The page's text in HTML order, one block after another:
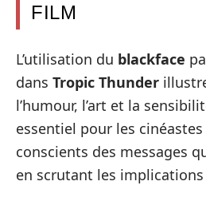
FILM
L’utilisation du blackface
dans Tropic Thunder
l’humour, l’art et la
essentiel pour les cinéastes
conscients des messages
en scrutant les